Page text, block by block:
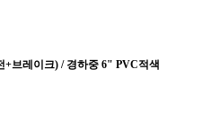
+브레이크) / 경하중 6" PVC적색